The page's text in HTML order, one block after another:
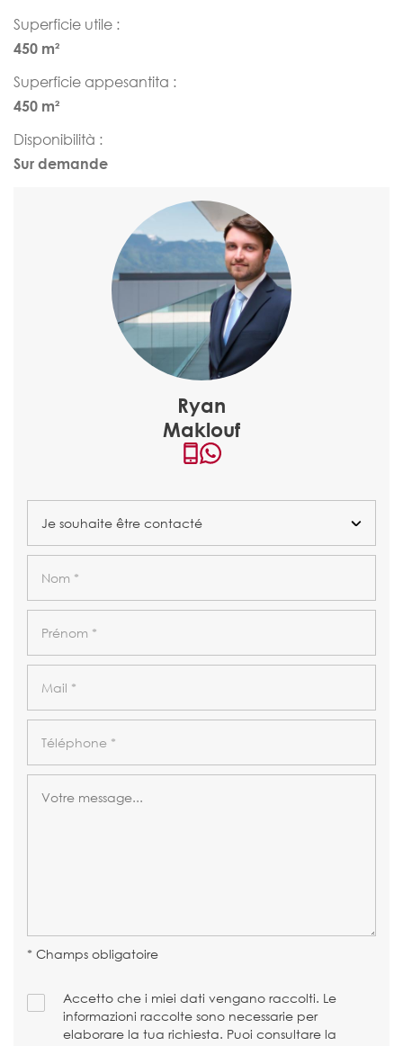
Superficie utile :
450 m²
Superficie appesantita :
450 m²
Disponibilità :
Sur demande
Ryan
Maklouf
* Champs obligatoire
Accetto che i miei dati vengano raccolti. Le
informazioni raccolte sono necessarie per
elaborare la tua richiesta. Puoi consultare la